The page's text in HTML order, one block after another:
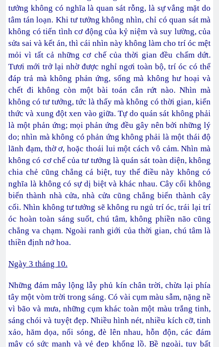
tưởng không có nghĩa là quan sát rỗng, là sự vắng mặt do
tâm tán loạn. Khi tư tưởng không nhìn, chỉ có quan sát mà
không có tiến tình cơ động của kỷ niệm và suy lường, của
sửa sai và kết án, thì cái nhìn này không làm cho trí óc mệt
mỏi vì tất cả những cơ chế của thời gian đều chấm dứt.
Tươi mới trở lại nhờ được nghỉ ngơi toàn bộ, trí óc có thể
đáp trả mà không phản ứng, sống mà không hư hoại và
chết đi không còn một bài toán cắn rứt nào. Nhìn mà
không có tư tưởng, tức là thấy mà không có thời gian, kiến
thức và xung đột xen vào giữa. Tự do quán sát không phải
là một phản ứng; mọi phản ứng đều gây nên bởi những lý
do; nhìn mà không có phản ứng không phải là một thái độ
lãnh đạm, thờ ơ, hoặc thoái lui một cách vô cảm. Nhìn mà
không có cơ chế của tư tưởng là quán sát toàn diện, không
chia chẻ cũng chẳng cá biệt, tuy thế điều này không có
nghĩa là không có sự dị biệt và khác nhau. Cây cối không
biến thành nhà cửa, nhà cửa cũng chẳng biến thành cây
cối. Nhìn không tư tưởng sẽ không ru ngủ trí óc, trái lại trí
óc hoàn toàn sáng suốt, chú tâm, không phiền não cũng
chẳng va chạm. Ngoài ranh giới của thời gian, chú tâm là
thiền định nở hoa.
Ngày 3 tháng 10.
Những đám mây lộng lẫy phủ kín chân trời, chừa lại phía
tây một vòm trời trong sáng. Có vài cụm màu sẫm, nặng nề
vì bão và mưa, những cụm khác toàn một màu trắng tinh,
sáng chói và tuyệt đẹp. Nhiều hình nét, nhiều kích cỡ, tinh
xảo, hăm dọa, nổi sóng, đè lên nhau, hỗn độn, các đám
mây có sức mạnh và vẻ đẹp khổng lồ. Bề ngoài, tuy bất